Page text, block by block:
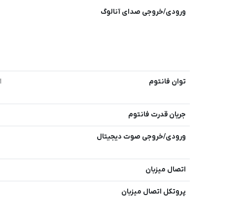
ورودی/خروجی صدای آنالوگ
توان فانتوم
جریان قدرت فانتوم
ورودی/خروجی صوت دیجیتال
اتصال میزبان
پروتکل اتصال میزبان